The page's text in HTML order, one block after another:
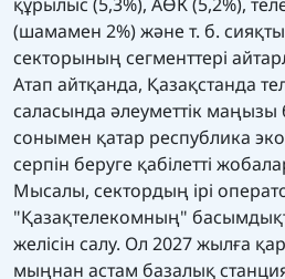
(шамамен 2%) және т. б.
секторының сегменттері
Атап айтқанда, Қазақстанда
саласында әлеуметтік маңызы
сонымен қатар республика
серпін беруге қабілетті
Мысалы, сектордың ірі
"Қазақтелекомның"
желісін салу. Ол 2027 жылға
мыңнан астам базалық